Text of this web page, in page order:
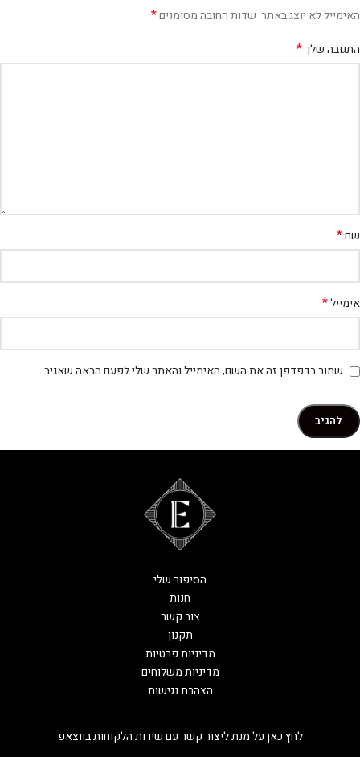
האימייל לא יוצג באתר. שדות החובה מסומנים*
התגובה שלך*
שם*
אימייל*
שמור בדפדפן זה את השם, האימייל והאתר שלי לפעם הבאה שאגיב.
לחץ כאן על מנת ליצור קשר עם שירות הלקוחות בווצאפ
הסיפור שלי
חנות
צור קשר
תקנון
מדיניות פרטיות
מדיניות משלוחים
הצהרת נגישות